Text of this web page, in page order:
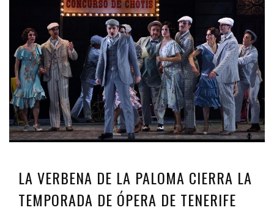
LA VERBENA DE LA PALOMA CIERRA LA
TEMPORADA DE ÓPERA DE TENERIFE